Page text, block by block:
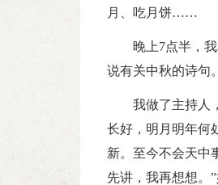
月、吃月饼……
晚上7点半，
说有关中秋的诗句
我做了主持人
长好，明月明年何
新。至今不会天中
先讲，我再想想。